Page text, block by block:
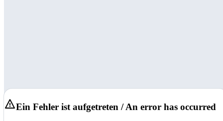
Ein Fehler ist aufgetreten / An error has occurred